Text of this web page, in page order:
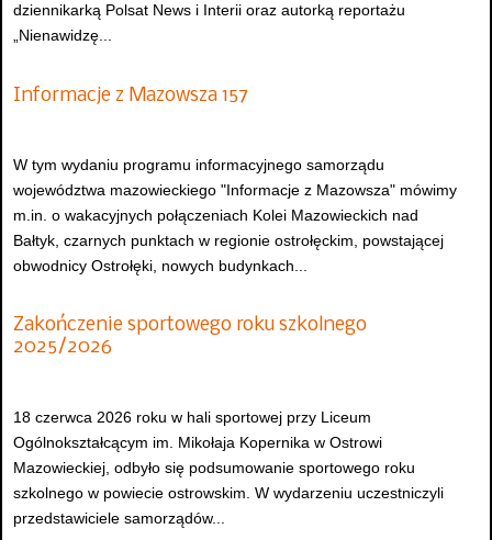
dziennikarką Polsat News i Interii oraz autorką reportażu
„Nienawidzę...
Informacje z Mazowsza 157
W tym wydaniu programu informacyjnego samorządu
województwa mazowieckiego "Informacje z Mazowsza" mówimy
m.in. o wakacyjnych połączeniach Kolei Mazowieckich nad
Bałtyk, czarnych punktach w regionie ostrołęckim, powstającej
obwodnicy Ostrołęki, nowych budynkach...
Zakończenie sportowego roku szkolnego
2025/2026
18 czerwca 2026 roku w hali sportowej przy Liceum
Ogólnokształcącym im. Mikołaja Kopernika w Ostrowi
Mazowieckiej, odbyło się podsumowanie sportowego roku
szkolnego w powiecie ostrowskim. W wydarzeniu uczestniczyli
przedstawiciele samorządów...